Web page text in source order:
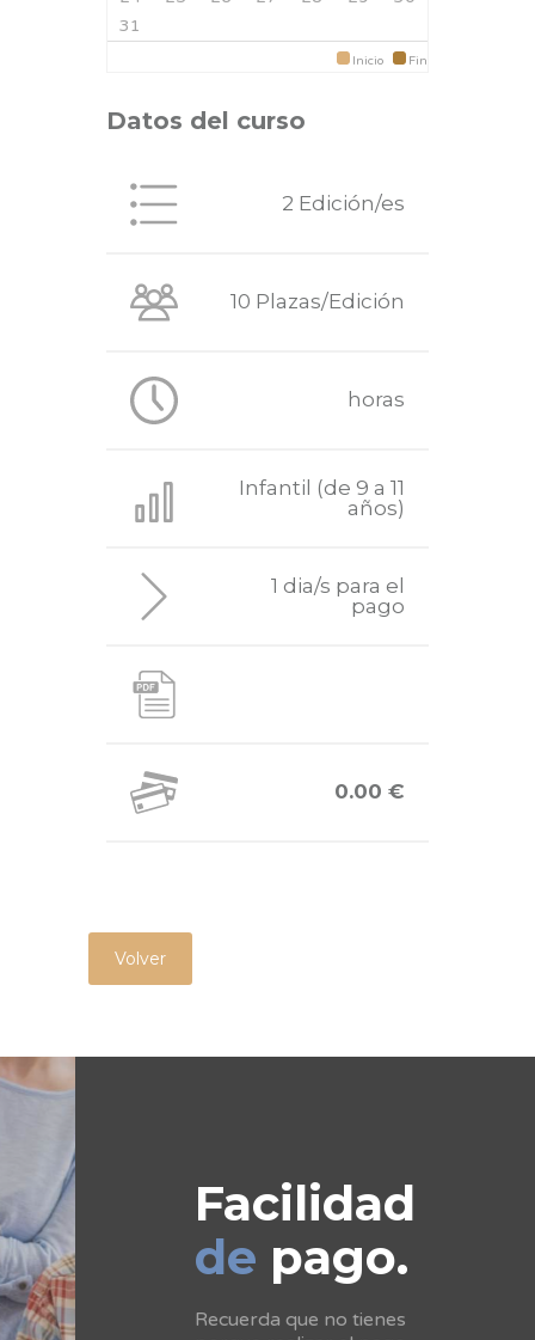
31
Inicio Fin
Datos del curso
2 Edición/es
10 Plazas/Edición
horas
Infantil (de 9 a 11
años)
1 dia/s para el
pago
0.00 €
Volver
Facilidad
de pago.
Recuerda que no tienes